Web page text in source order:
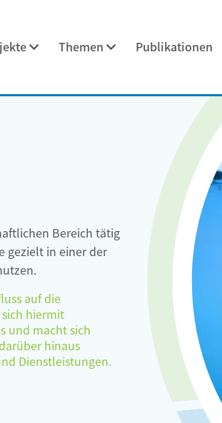
Themen Publikationen
Bereich tätig
gezielt in einer der
auf die
hiermit
und macht sich
hinaus
Dienstleistungen.